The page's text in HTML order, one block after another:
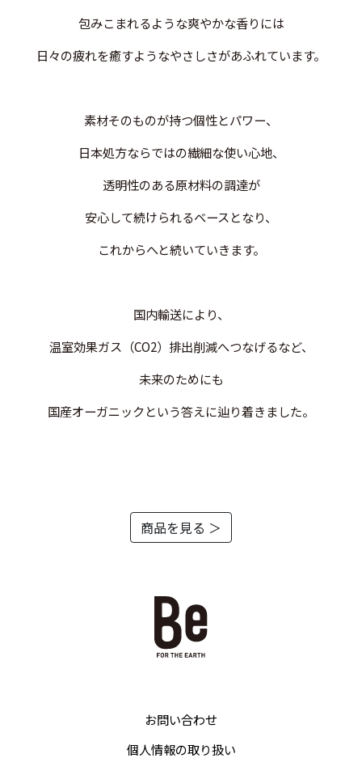
包みこまれるような爽やかな香りには
日々の疲れを癒すようなやさしさがあふれています。
素材そのものが持つ個性とパワー、
日本処方ならではの繊細な使い心地、
透明性のある原材料の調達が
安心して続けられるベースとなり、
これからへと続いていきます。
国内輸送により、
温室効果ガス（CO2）排出削減へつなげるなど、
未来のためにも
国産オーガニックという答えに辿り着きました。
商品を見る ＞
お問い合わせ
個人情報の取り扱い